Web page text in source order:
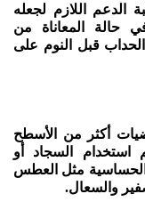
الدعم اللازم لجعله
حالة المعاناة من
قبل النوم على
أكثر من الأسطح
استخدام السجاد أو
الحساسية مثل العطس
والسعال.